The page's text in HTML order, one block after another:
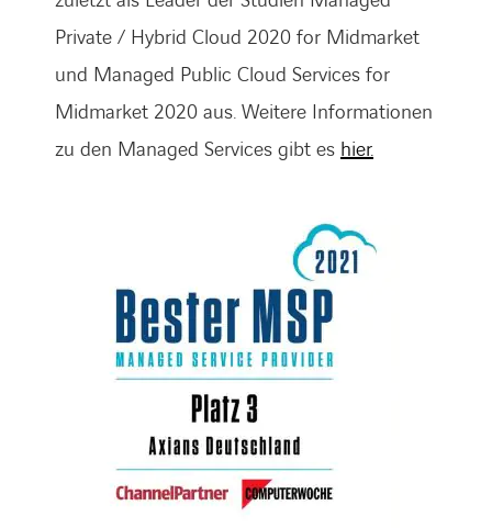
Private / Hybrid Cloud 2020 for Midmarket
und Managed Public Cloud Services for
Midmarket 2020 aus. Weitere Informationen
zu den Managed Services gibt es hier.